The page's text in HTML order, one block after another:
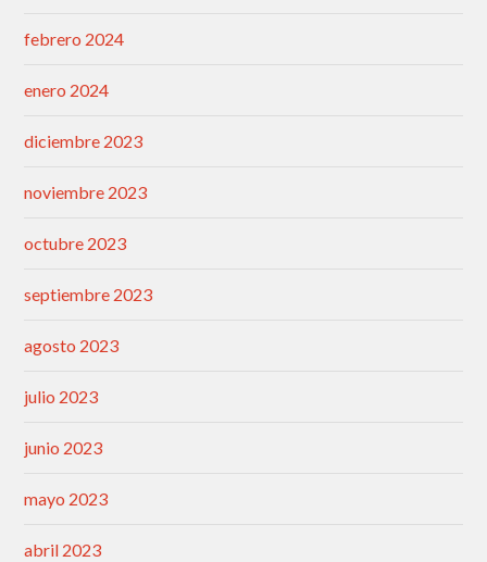
febrero 2024
enero 2024
diciembre 2023
noviembre 2023
octubre 2023
septiembre 2023
agosto 2023
julio 2023
junio 2023
mayo 2023
abril 2023